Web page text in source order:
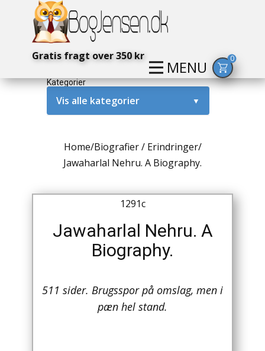
MENU
Gratis fragt over 350 kr 0
Kategorier
Vis alle kategorier ▼
Amerika / USA
Antikke / Specielle Bøger
Antikviteter
Arkitektur
Home/Biografier / Erindringer/
Jawaharlal Nehru. A Biography.
1291c
Jawaharlal Nehru. A
Biography.
511 sider. Brugsspor på omslag, men i
pæn hel stand.